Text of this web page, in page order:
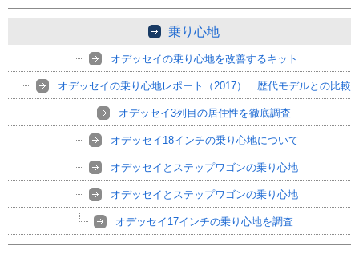
乗り心地
オデッセイの乗り心地を改善するキット
オデッセイの乗り心地レポート（2017）｜歴代モデルとの比較
オデッセイ3列目の居住性を徹底調査
オデッセイ18インチの乗り心地について
オデッセイとステップワゴンの乗り心地
オデッセイとステップワゴンの乗り心地
オデッセイ17インチの乗り心地を調査